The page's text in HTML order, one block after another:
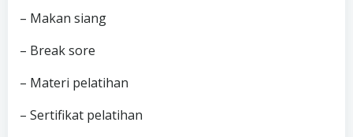
– Makan siang
– Break sore
– Materi pelatihan
– Sertifikat pelatihan